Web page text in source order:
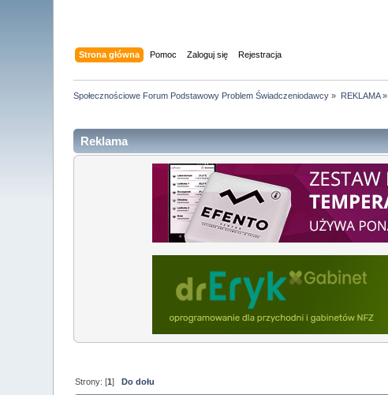
Strona główna Pomoc Zaloguj się Rejestracja
Społecznościowe Forum Podstawowy Problem Świadczeniodawcy » REKLAMA»
Reklama
Strony: [1] Do dołu